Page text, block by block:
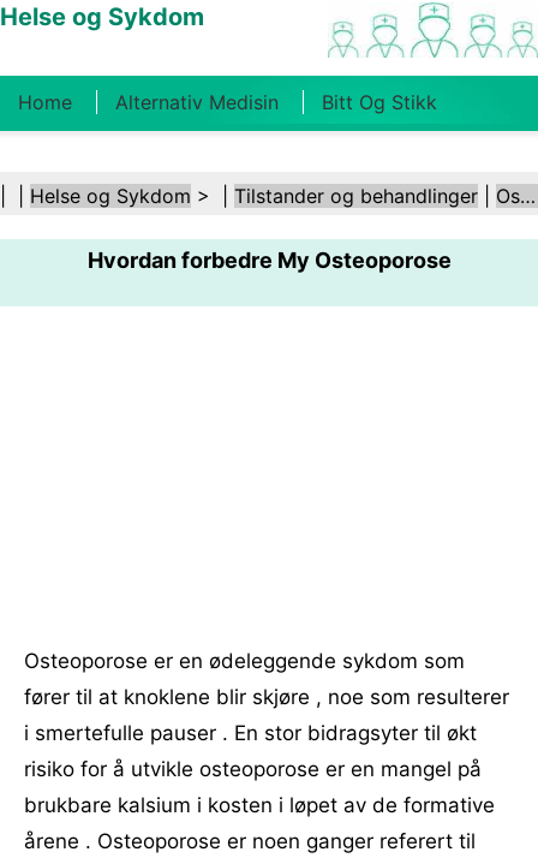
Helse og Sykdom
Home Alternativ Medisin Bitt Og Stikk
Kosthold Og Ernæring Familiehelse
Helsebransjen Psykisk Helse Folkehelse Og
Sikkerhet Kirurgi Og Prosedyrer Helse
Helse og Sykdom > | Tilstander og behandlinger Osteoporose
Hvordan forbedre My Osteoporose
Osteoporose er en ødeleggende sykdom som
fører til at knoklene blir skjøre , noe som resulterer
i smertefulle pauser . En stor bidragsyter til økt
risiko for å utvikle osteoporose er en mangel på
brukbare kalsium i kosten i løpet av de formative
årene . Osteoporose er noen ganger referert til